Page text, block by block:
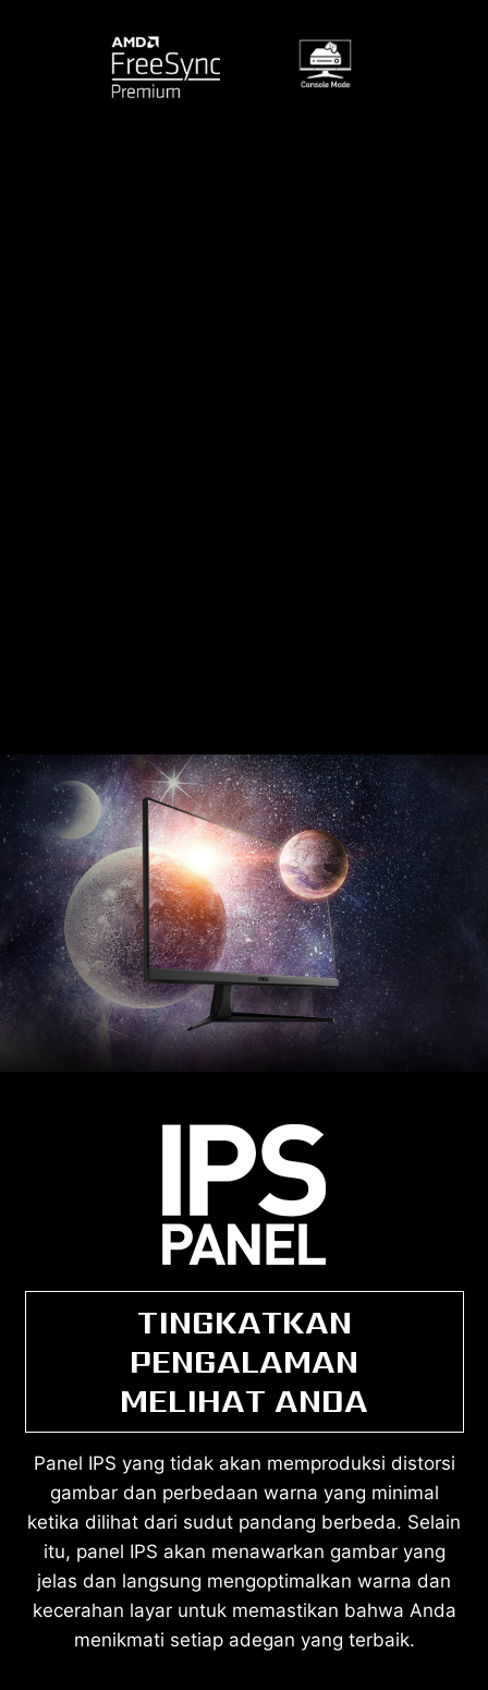
TINGKATKAN
PENGALAMAN
MELIHAT ANDA
Panel IPS yang tidak akan memproduksi distorsi
gambar dan perbedaan warna yang minimal
ketika dilihat dari sudut pandang berbeda. Selain
itu, panel IPS akan menawarkan gambar yang
jelas dan langsung mengoptimalkan warna dan
kecerahan layar untuk memastikan bahwa Anda
menikmati setiap adegan yang terbaik.